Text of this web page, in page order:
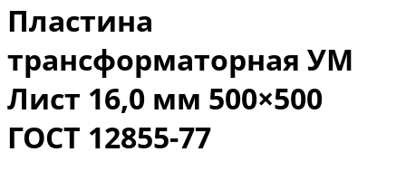
Пластина
трансформаторная УМ
Лист 16,0 мм 500×500
ГОСТ 12855-77